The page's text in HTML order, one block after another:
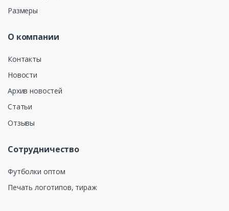
Размеры
О компании
Контакты
Новости
Архив новостей
Статьи
Отзывы
Сотрудничество
Футболки оптом
Печать логотипов, тираж